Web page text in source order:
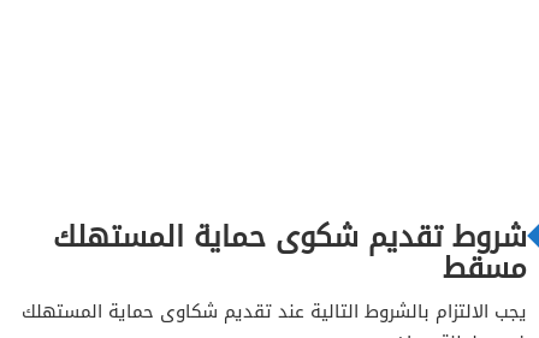
شروط تقديم شكوى حماية المستهلك
مسقط
يجب الالتزام بالشروط التالية عند تقديم شكاوى حماية المستهلك